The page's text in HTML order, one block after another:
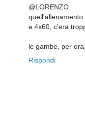
@LORENZO
e 4x60, c'era
le gambe, per
Rispondi